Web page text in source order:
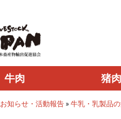
牛肉 猪肉
お知らせ・活動報告 » 牛乳・乳製品